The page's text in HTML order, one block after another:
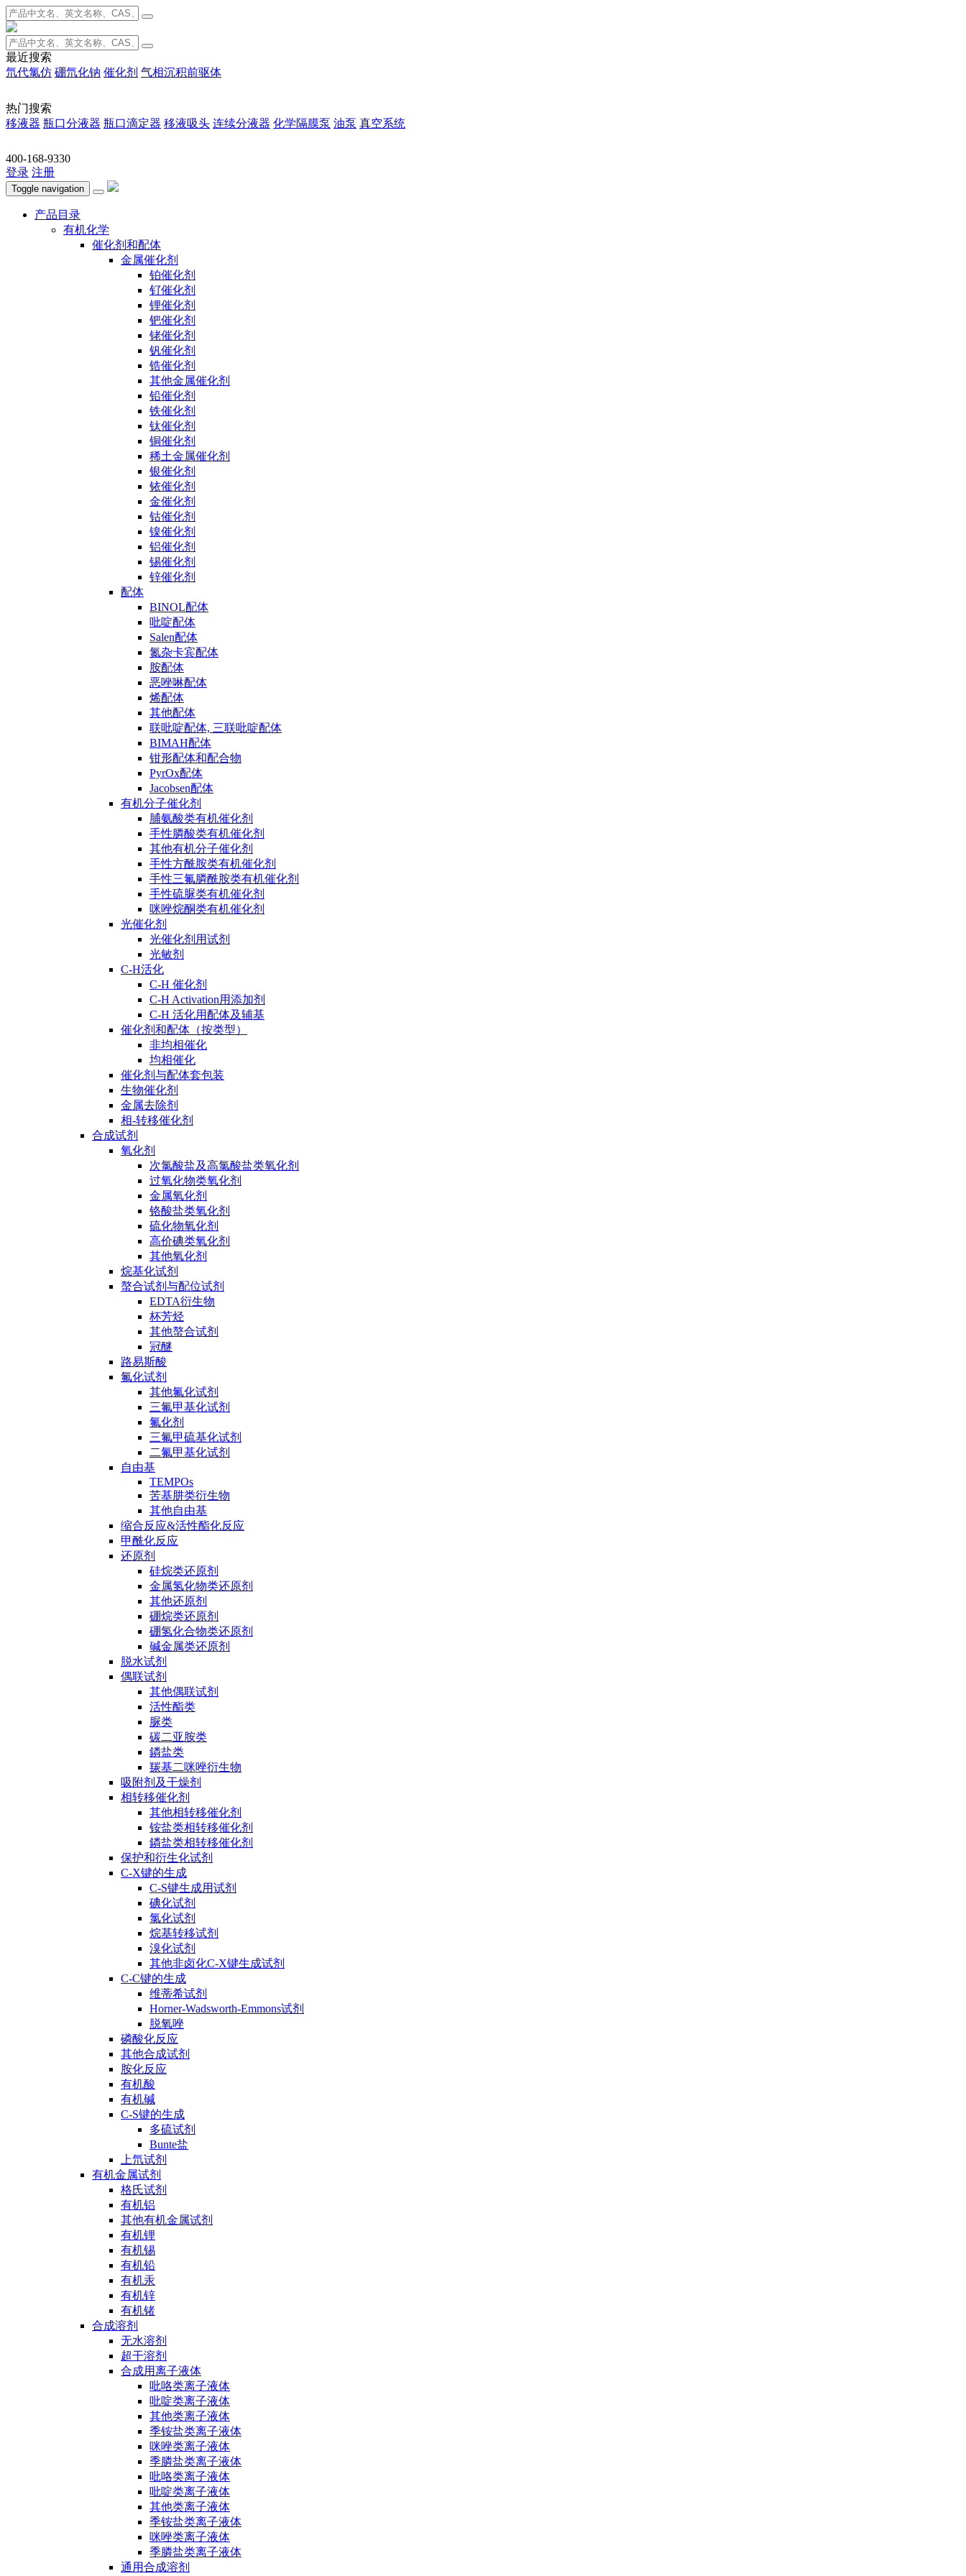
最近搜索
氘代氯仿 硼氘化钠 催化剂 气相沉积前驱体
热门搜索
移液器 瓶口分液器 瓶口滴定器 移液吸头 连续分液器 化学隔膜泵 油泵 真空系统
400-168-9330
登录 注册
Toggle navigation
产品目录
有机化学
催化剂和配体
金属催化剂
铂催化剂
钌催化剂
锂催化剂
钯催化剂
铑催化剂
钒催化剂
锆催化剂
其他金属催化剂
铅催化剂
铁催化剂
钛催化剂
铜催化剂
稀土金属催化剂
银催化剂
铱催化剂
金催化剂
钴催化剂
镍催化剂
铝催化剂
锡催化剂
锌催化剂
配体
BINOL配体
吡啶配体
Salen配体
氮杂卡宾配体
胺配体
恶唑啉配体
烯配体
其他配体
联吡啶配体, 三联吡啶配体
BIMAH配体
钳形配体和配合物
PyrOx配体
Jacobsen配体
有机分子催化剂
脯氨酸类有机催化剂
手性膦酸类有机催化剂
其他有机分子催化剂
手性方酰胺类有机催化剂
手性三氟膦酰胺类有机催化剂
手性硫脲类有机催化剂
咪唑烷酮类有机催化剂
光催化剂
光催化剂用试剂
光敏剂
C-H活化
C-H 催化剂
C-H Activation用添加剂
C-H 活化用配体及辅基
催化剂和配体（按类型）
非均相催化
均相催化
催化剂与配体套包装
生物催化剂
金属去除剂
相-转移催化剂
合成试剂
氧化剂
次氯酸盐及高氯酸盐类氧化剂
过氧化物类氧化剂
金属氧化剂
铬酸盐类氧化剂
硫化物氧化剂
高价碘类氧化剂
其他氧化剂
烷基化试剂
螯合试剂与配位试剂
EDTA衍生物
杯芳烃
其他螯合试剂
冠醚
路易斯酸
氟化试剂
其他氟化试剂
三氟甲基化试剂
氟化剂
三氟甲硫基化试剂
二氟甲基化试剂
自由基
TEMPOs
苦基肼类衍生物
其他自由基
缩合反应&活性酯化反应
甲酰化反应
还原剂
硅烷类还原剂
金属氢化物类还原剂
其他还原剂
硼烷类还原剂
硼氢化合物类还原剂
碱金属类还原剂
脱水试剂
偶联试剂
其他偶联试剂
活性酯类
脲类
碳二亚胺类
鏻盐类
羰基二咪唑衍生物
吸附剂及干燥剂
相转移催化剂
其他相转移催化剂
铵盐类相转移催化剂
鏻盐类相转移催化剂
保护和衍生化试剂
C-X键的生成
C-S键生成用试剂
碘化试剂
氯化试剂
烷基转移试剂
溴化试剂
其他非卤化C-X键生成试剂
C-C键的生成
维蒂希试剂
Horner-Wadsworth-Emmons试剂
脱氧唑
磷酸化反应
其他合成试剂
胺化反应
有机酸
有机碱
C-S键的生成
多硫试剂
Bunte盐
上氘试剂
有机金属试剂
格氏试剂
有机铝
其他有机金属试剂
有机锂
有机锡
有机铅
有机汞
有机锌
有机锗
合成溶剂
无水溶剂
超干溶剂
合成用离子液体
吡咯类离子液体
吡啶类离子液体
其他类离子液体
季铵盐类离子液体
咪唑类离子液体
季膦盐类离子液体
吡咯类离子液体
吡啶类离子液体
其他类离子液体
季铵盐类离子液体
咪唑类离子液体
季膦盐类离子液体
通用合成溶剂